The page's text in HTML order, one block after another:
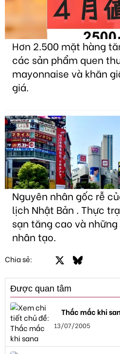
Hơn 2.500 mặt hàng
các sản phẩm quen
mayonnaise và khăn
giá.
Nguyên nhân gốc rễ
lịch Nhật Bản . Thực
sạn tăng cao và
nhân tạo.
Chia sẻ: FacebookBluesky
Được quan tâm
Thắc mắc khi
13/07/2005